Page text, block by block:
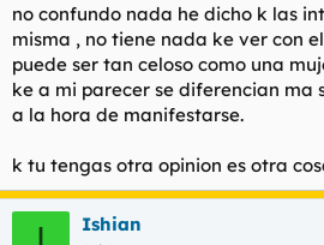
no confundo nada he dicho k las
misma , no tiene nada ke ver con
puede ser tan celoso como una
ke a mi parecer se diferencian ma
a la hora de manifestarse.
k tu tengas otra opinion es otra
Ishian